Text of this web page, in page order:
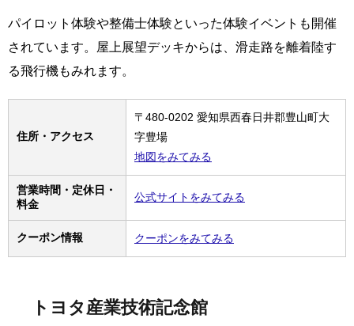
パイロット体験や整備士体験といった体験イベントも開催
されています。屋上展望デッキからは、滑走路を離着陸す
る飛行機もみれます。
住所・アクセス
〒480-0202 愛知県西春日井郡豊山町大
字豊場
地図をみてみる
営業時間・定休日・
料金
公式サイトをみてみる
クーポン情報 クーポンをみてみる
トヨタ産業技術記念館